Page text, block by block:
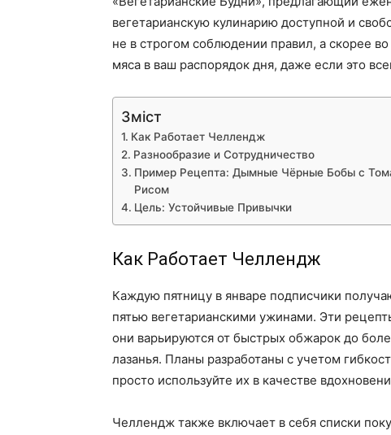
вегетарианскую кулинарию доступной и
не в строгом соблюдении правил, а скорее
мяса в ваш распорядок дня, даже если это
Зміст
Как Работает Челлендж
Разнообразие и Сотрудничество
Пример Рецепта: Дымные Чёрные Бобы с
Рисом
Цель: Устойчивые Привычки
Как Работает Челлендж
Каждую пятницу в январе подписчики
пятью вегетарианскими ужинами. Эти
они варьируются от быстрых обжарок до
лазанья. Планы разработаны с учетом
просто используйте их в качестве
Челлендж также включает в себя списки